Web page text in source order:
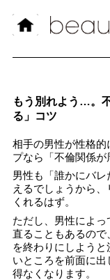
もう別れよう…。
る」コツ
相手の男性が性格
プなら「不倫関係が
男性も「誰かにバ
えるでしょうから
くれるはず。
ただし、男性によ
直ることもあるの
を終わりにしよう
いところを前面に
得なくなります。